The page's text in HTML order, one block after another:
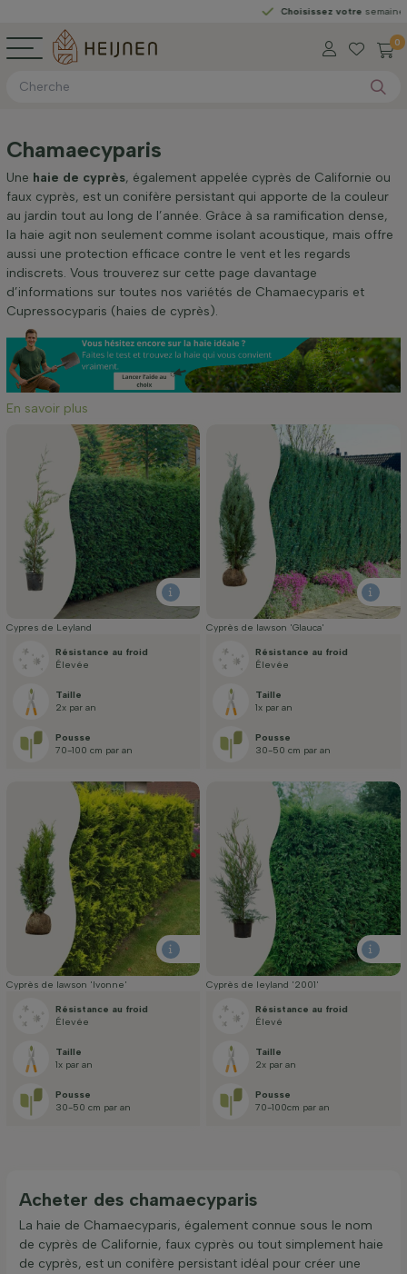
Choisissez votresemaine de livraison
0
Chamaecyparis
Une haie de cyprès, également appelée cyprès de Californie ou
faux cyprès, est un conifère persistant qui apporte de la couleur
au jardin tout au long de l’année. Grâce à sa ramification dense,
la haie agit non seulement comme isolant acoustique, mais offre
aussi une protection efficace contre le vent et les regards
indiscrets. Vous trouverez sur cette page davantage
d’informations sur toutes nos variétés de Chamaecyparis et
Cupressocyparis (haies de cyprès).
En savoir plus
Cypres de Leyland
Résistance au froid
Élevée
Taille
2x par an
Pousse
70-100 cm par an
Cyprès de lawson 'Glauca'
Résistance au froid
Élevée
Taille
1x par an
Pousse
30-50 cm par an
Cyprès de lawson 'Ivonne'
Résistance au froid
Élevée
Taille
1x par an
Pousse
30-50 cm par an
Cyprès de leyland '2001'
Résistance au froid
Élevé
Taille
2x par an
Pousse
70-100cm par an
Acheter des chamaecyparis
La haie de Chamaecyparis, également connue sous le nom
de cyprès de Californie, faux cyprès ou tout simplement haie
de cyprès, est un conifère persistant idéal pour créer une